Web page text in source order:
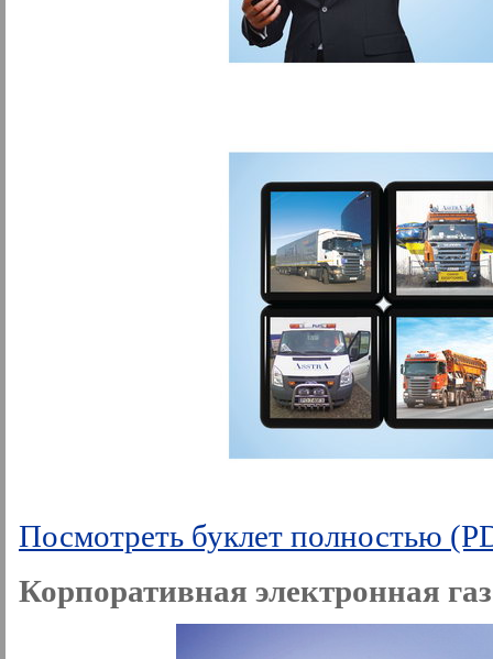
Посмотреть буклет полностью
Корпоративная электронная